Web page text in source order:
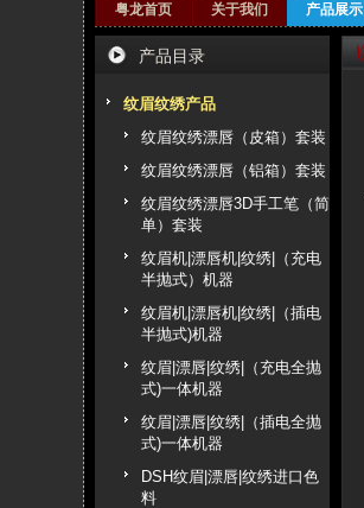
粤龙首页 关于我们 产品展示
产品目录
纹眉纹绣产品
纹眉纹绣漂唇（皮箱）套装
纹眉纹绣漂唇（铝箱）套装
纹眉纹绣漂唇3D手工笔（简
单）套装
纹眉机|漂唇机|纹绣|（充电
半抛式）机器
纹眉机|漂唇机|纹绣|（插电
半抛式)机器
纹眉|漂唇|纹绣|（充电全抛
式)一体机器
纹眉|漂唇|纹绣|（插电全抛
式)一体机器
DSH纹眉|漂唇|纹绣进口色
料